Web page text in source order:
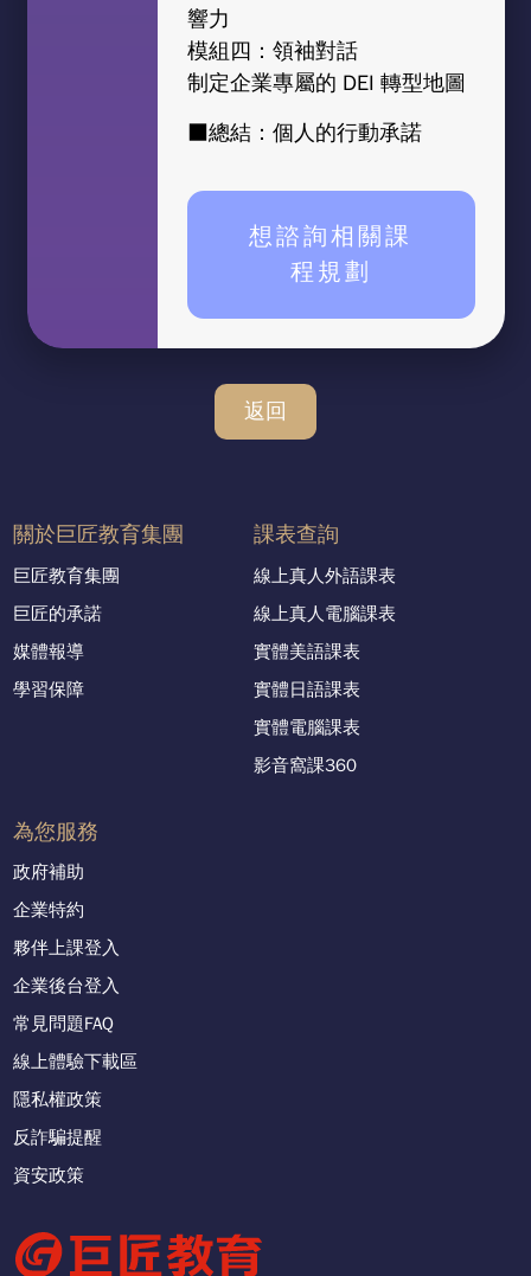
響力
模組四：領袖對話
制定企業專屬的 DEI 轉型地圖
■總結：個人的行動承諾
想諮詢相關課
程規劃
返回
關於巨匠教育集團
巨匠教育集團
巨匠的承諾
媒體報導
學習保障
課表查詢
線上真人外語課表
線上真人電腦課表
實體美語課表
實體日語課表
實體電腦課表
影音窩課360
為您服務
政府補助
企業特約
夥伴上課登入
企業後台登入
常見問題FAQ
線上體驗下載區
隱私權政策
反詐騙提醒
資安政策